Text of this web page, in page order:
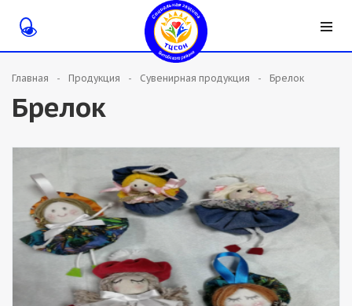
Главная Продукция Сувенирная продукция Брелок
Брелок